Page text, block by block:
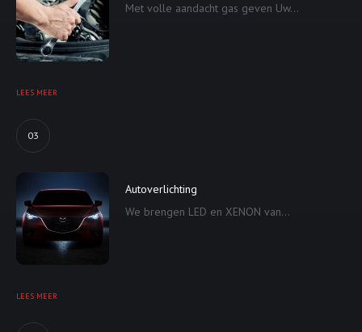
Met volle aandacht gas geven Uw...
LEES MEER
03
Autoverlichting
We brengen LED en XENON van...
LEES MEER